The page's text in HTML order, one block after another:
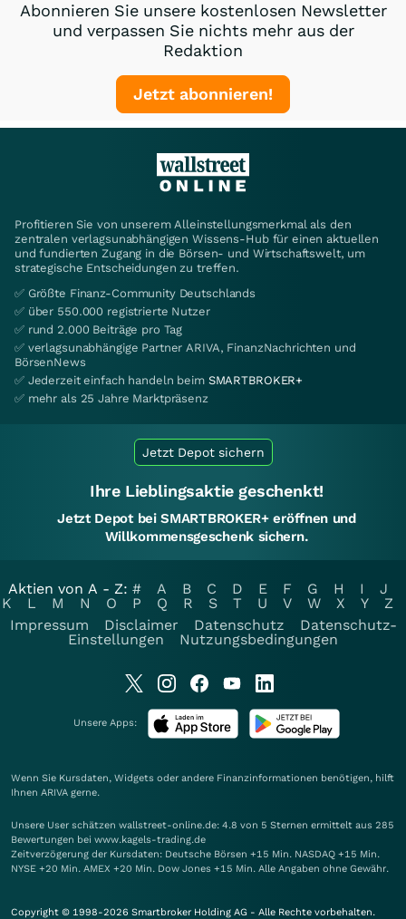
Abonnieren Sie unsere kostenlosen Newsletter
und verpassen Sie nichts mehr aus der
Redaktion
Jetzt abonnieren!
Profitieren Sie von unserem Alleinstellungsmerkmal als den
zentralen verlagsunabhängigen Wissens-Hub für einen aktuellen
und fundierten Zugang in die Börsen- und Wirtschaftswelt, um
strategische Entscheidungen zu treffen.
✅ Größte Finanz-Community Deutschlands
✅ über 550.000 registrierte Nutzer
✅ rund 2.000 Beiträge pro Tag
✅ verlagsunabhängige Partner ARIVA, FinanzNachrichten und
BörsenNews
✅ Jederzeit einfach handeln beim SMARTBROKER+
✅ mehr als 25 Jahre Marktpräsenz
Jetzt Depot sichern
Ihre Lieblingsaktie geschenkt!
Jetzt Depot bei SMARTBROKER+ eröffnen und
Willkommensgeschenk sichern.
Aktien von A - Z: # A B C D E F G H I
J
K
L M N O P Q R S T U V W X Y
Z
Impressum
Disclaimer Datenschutz
Datenschutz-
Einstellungen
Nutzungsbedingungen
Unsere Apps:
Wenn Sie Kursdaten, Widgets oder andere Finanzinformationen benötigen, hilft
Ihnen ARIVA gerne.
Unsere User schätzen wallstreet-online.de: 4.8 von 5 Sternen ermittelt aus 285
Bewertungen bei www.kagels-trading.de
Zeitverzögerung der Kursdaten: Deutsche Börsen +15 Min. NASDAQ +15 Min.
NYSE +20 Min. AMEX +20 Min. Dow Jones +15 Min. Alle Angaben ohne Gewähr.
Copyright © 1998-2026 Smartbroker Holding AG - Alle Rechte vorbehalten.